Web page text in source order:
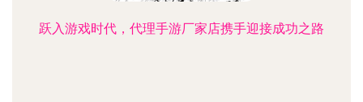
跃入游戏时代，代理手游厂家店携手迎接成功之路